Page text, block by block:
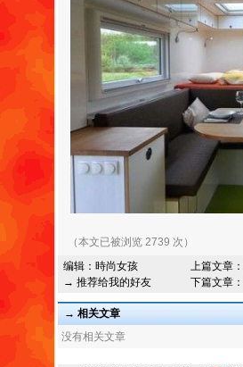
（本文已被浏览 2739 次）
编辑： 時尚女孩
→ 推荐给我的好友
上篇文章：
下篇文章：
→ 相关文章
没有相关文章